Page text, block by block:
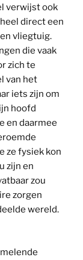
verwijst ook
direct een
vliegtuig.
die vaak
zich te
van het
iets zijn om
hoofd
en daarmee
ze fysiek kon
zijn en
zou
zorgen
wereld.